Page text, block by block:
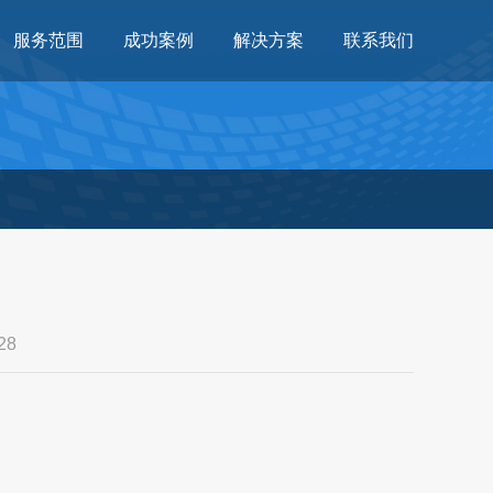
服务范围 成功案例 解决方案 联系我们